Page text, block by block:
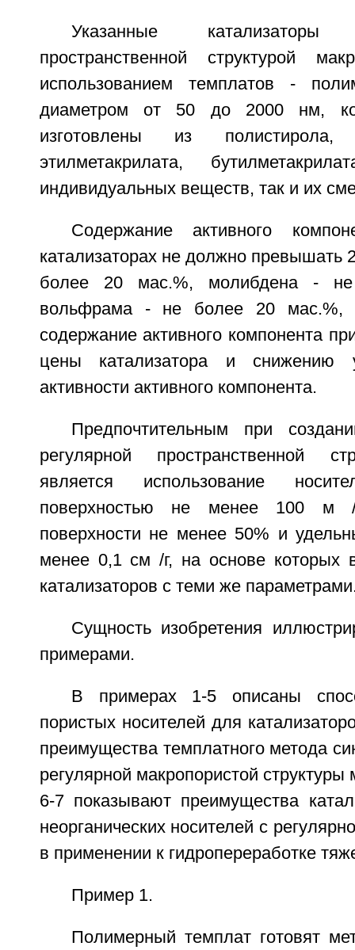
Указанные
пространственной структурой
использованием темплатов -
диаметром от 50 до 2000 нм,
изготовлены из полистирола,
этилметакрилата,
индивидуальных веществ, так и их
Содержание активного
катализаторах не должно превышать
более 20 мас.%, молибдена -
вольфрама - не более 20 мас.%,
содержание активного компонента
цены катализатора и снижению
активности активного компонента.
Предпочтительным при
регулярной пространственной
является использование
поверхностью не менее 100 м
поверхности не менее 50% и
менее 0,1 см /г, на основе которых
катализаторов с теми же
Сущность изобретения
примерами.
В примерах 1-5 описаны
пористых носителей для
преимущества темплатного метода
регулярной макропористой
6-7 показывают преимущества
неорганических носителей с
в применении к гидропереработке
Пример 1.
Полимерный темплат готовят